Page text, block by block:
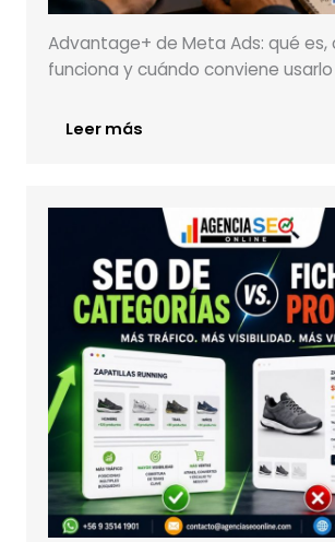
Advantage+ de Meta Ads: qué es,
funciona y cuándo conviene usarlo
Leer más